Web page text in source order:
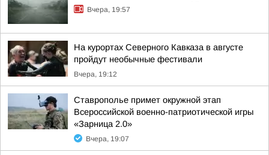
Вчера, 19:57
На курортах Северного Кавказа в августе
пройдут необычные фестивали
Вчера, 19:12
Ставрополье примет окружной этап
Всероссийской военно-патриотической игры
«Зарница 2.0»
Вчера, 19:07